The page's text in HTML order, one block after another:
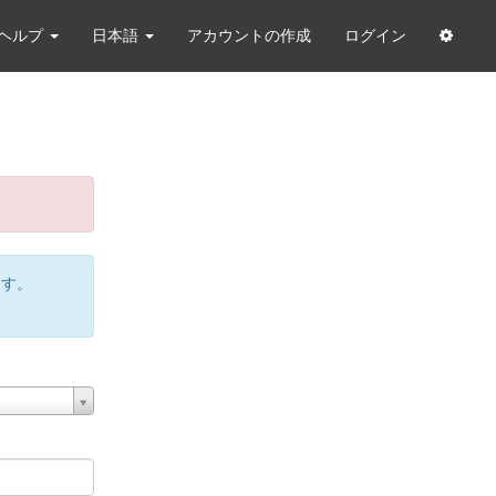
ルプ 日本語 アカウントの作成 ログイン
。